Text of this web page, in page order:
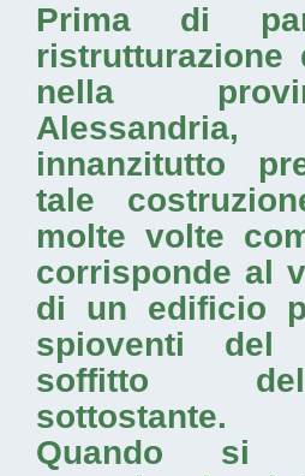
Prima di
nella
Alessandria,
innanzitutto
tale
molte volte
corrisponde al
di un edificio
spioventi
soffitto
sottostante.
Quando si